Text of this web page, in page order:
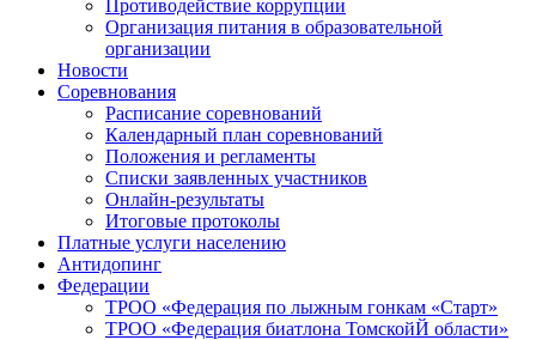
Противодействие коррупции
Организация питания в образовательной
организации
Новости
Соревнования
Расписание соревнований
Календарный план соревнований
Положения и регламенты
Списки заявленных участников
Онлайн-результаты
Итоговые протоколы
Платные услуги населению
Антидопинг
Федерации
ТРОО «Федерация по лыжным гонкам «Старт»
ТРОО «Федерация биатлона ТомскойЙ области»